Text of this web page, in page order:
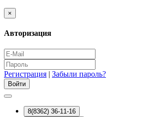
×
Авторизация
Регистрация | Забыли пароль?
8(8362) 36-11-16